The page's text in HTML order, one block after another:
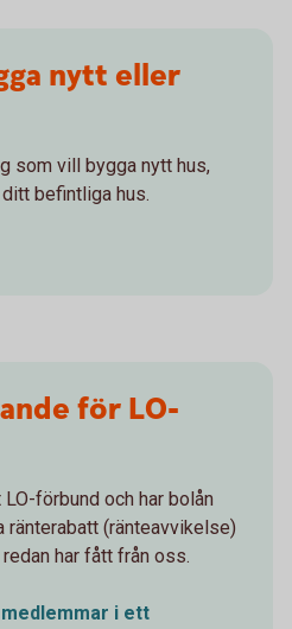
nytt eller
som vill bygga nytt hus,
befintliga hus.
för LO-
förbund och har bolån
ränterabatt (ränteavvikelse)
har fått från oss.
i ett